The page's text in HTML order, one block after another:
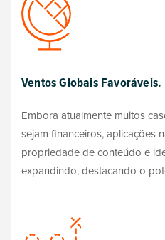
Ventos Globais Favoráveis.
Embora atualmente muitos
sejam financeiros, aplicações
propriedade de conteúdo e
expandindo, destacando o